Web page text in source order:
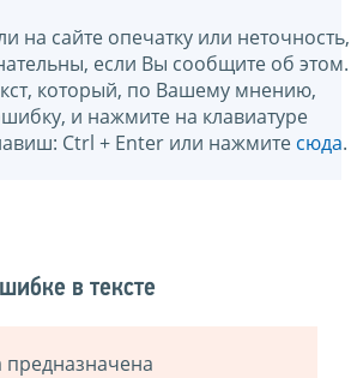
на сайте опечатку или неточность,
если Вы сообщите об этом.
который, по Вашему мнению,
и нажмите на клавиатуре
Ctrl + Enter или нажмите сюда.
в тексте